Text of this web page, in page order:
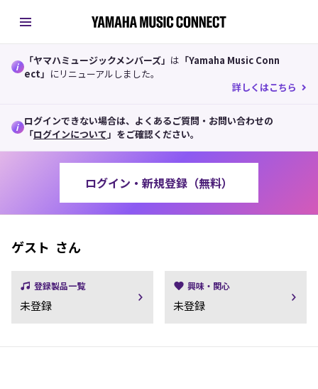
i 「ヤマハミュージックメンバーズ」 は 「Yamaha Music Conn
ect」 にリニューアルしました。
詳しくはこちら
i ログインできない場合は、よくあるご質問・お問い合わせの
「ログインについて」をご確認ください。
ログイン・新規登録（無料）
ゲスト さん
登録製品一覧
未登録
興味・関心
未登録